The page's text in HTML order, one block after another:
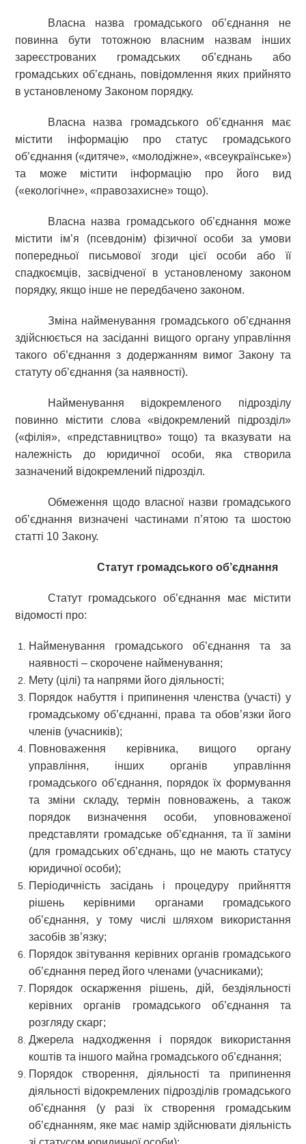
Власна назва громадського об’єднання не
повинна бути тотожною власним назвам інших
зареєстрованих громадських об’єднань або
громадських об’єднань, повідомлення яких прийнято
в установленому Законом порядку.
Власна назва громадського об’єднання має
містити інформацію про статус громадського
об’єднання («дитяче», «молодіжне», «всеукраїнське»)
та може містити інформацію про його вид
(«екологічне», «правозахисне» тощо).
Власна назва громадського об’єднання може
містити ім’я (псевдонім) фізичної особи за умови
попередньої письмової згоди цієї особи або її
спадкоємців, засвідченої в установленому законом
порядку, якщо інше не передбачено законом.
Зміна найменування громадського об’єднання
здійснюється на засіданні вищого органу управління
такого об’єднання з додержанням вимог Закону та
статуту об’єднання (за наявності).
Найменування відокремленого підрозділу
повинно містити слова «відокремлений підрозділ»
(«філія», «представництво» тощо) та вказувати на
належність до юридичної особи, яка створила
зазначений відокремлений підрозділ.
Обмеження щодо власної назви громадського
об’єднання визначені частинами п’ятою та шостою
статті 10 Закону.
Статут громадського об’єднання
Статут громадського об’єднання має містити
відомості про:
Найменування громадського об’єднання та за
наявності – скорочене найменування;
Мету (цілі) та напрями його діяльності;
Порядок набуття і припинення членства (участі) у
громадському об’єднанні, права та обов’язки його
членів (учасників);
Повноваження керівника, вищого органу
управління, інших органів управління
громадського об’єднання, порядок їх формування
та зміни складу, термін повноважень, а також
порядок визначення особи, уповноваженої
представляти громадське об’єднання, та її заміни
(для громадських об’єднань, що не мають статусу
юридичної особи);
Періодичність засідань і процедуру прийняття
рішень керівними органами громадського
об’єднання, у тому числі шляхом використання
засобів зв’язку;
Порядок звітування керівних органів громадського
об’єднання перед його членами (учасниками);
Порядок оскарження рішень, дій, бездіяльності
керівних органів громадського об’єднання та
розгляду скарг;
Джерела надходження і порядок використання
коштів та іншого майна громадського об’єднання;
Порядок створення, діяльності та припинення
діяльності відокремлених підрозділів громадського
об’єднання (у разі їх створення громадським
об’єднанням, яке має намір здійснювати діяльність